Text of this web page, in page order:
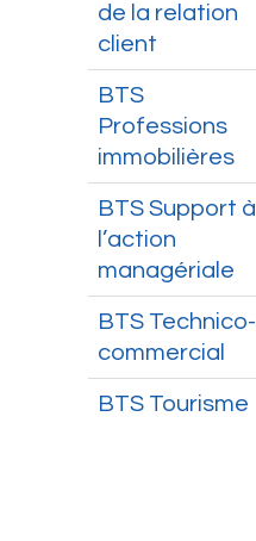
de la relation
client
BTS
Professions
immobilières
BTS Support à
l’action
managériale
BTS Technico-
commercial
BTS Tourisme